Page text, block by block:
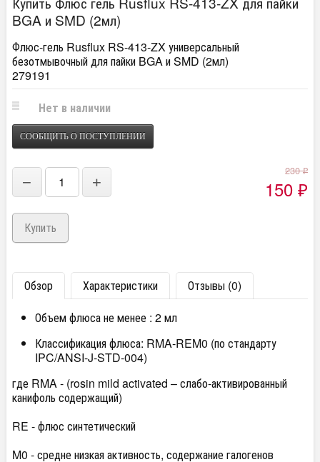
BGA и SMD (2мл)
Флюс-гель Rusflux RS-413-ZX универсальный
безотмывочный для пайки BGA и SMD (2мл)
279191
Нет в наличии
СООБЩИТЬ О ПОСТУПЛЕНИИ
− +
230₽
150 ₽
Обзор Характеристики
Отзывы (0)
Объем флюса не менее : 2 мл
Классификация флюса: RMA-REM0 (по стандарту
IPC/ANSI-J-STD-004)
где RMA - (rosin mild activated – слабо-активированный
канифоль содержащий)
RE - флюс синтетический
M0 - средне низкая активность, содержание галогенов